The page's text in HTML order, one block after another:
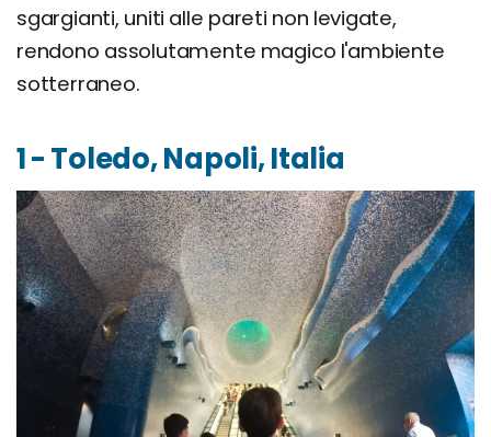
sgargianti, uniti alle pareti non levigate,
rendono assolutamente magico l'ambiente
sotterraneo.
1 - Toledo, Napoli, Italia